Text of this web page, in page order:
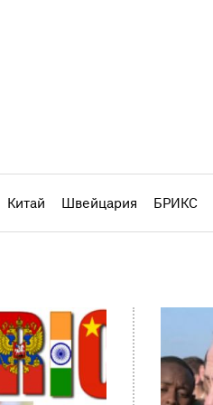
Китай Швейцария БРИКС